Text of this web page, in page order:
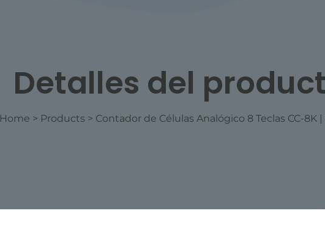
Detalles del
Home > Products > Contador de Células Analógico 8 Teclas CC-8K |